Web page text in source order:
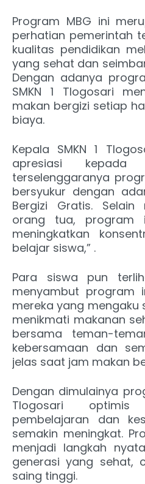
Program MBG ini
perhatian pemerintah
kualitas pendidikan
yang sehat dan
Dengan adanya
SMKN 1 Tlogosari
makan bergizi setiap
biaya.
Kepala SMKN 1
apresiasi kepada
terselenggaranya
bersyukur dengan
Bergizi Gratis. Selain
orang tua, program
meningkatkan
belajar siswa,” .
Para siswa pun
menyambut program
mereka yang
menikmati makanan
bersama teman-
kebersamaan dan
jelas saat jam makan
Dengan dimulainya
Tlogosari
pembelajaran dan
semakin meningkat.
menjadi langkah
generasi yang sehat,
saing tinggi.